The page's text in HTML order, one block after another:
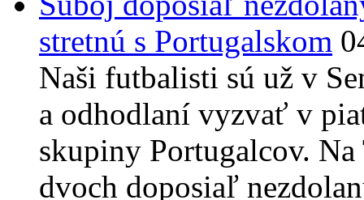
stretnú s Portugalskom
Naši futbalisti sú už v
a odhodlaní vyzvať v
skupiny Portugalcov.
dvoch doposiaľ